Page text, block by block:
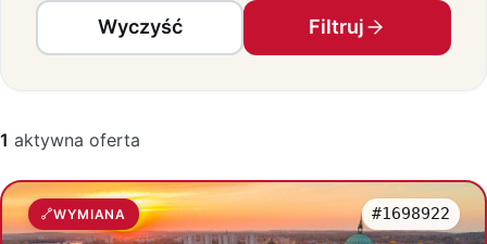
Wyczyść Filtruj
1 aktywna oferta
WYMIANA #1698922